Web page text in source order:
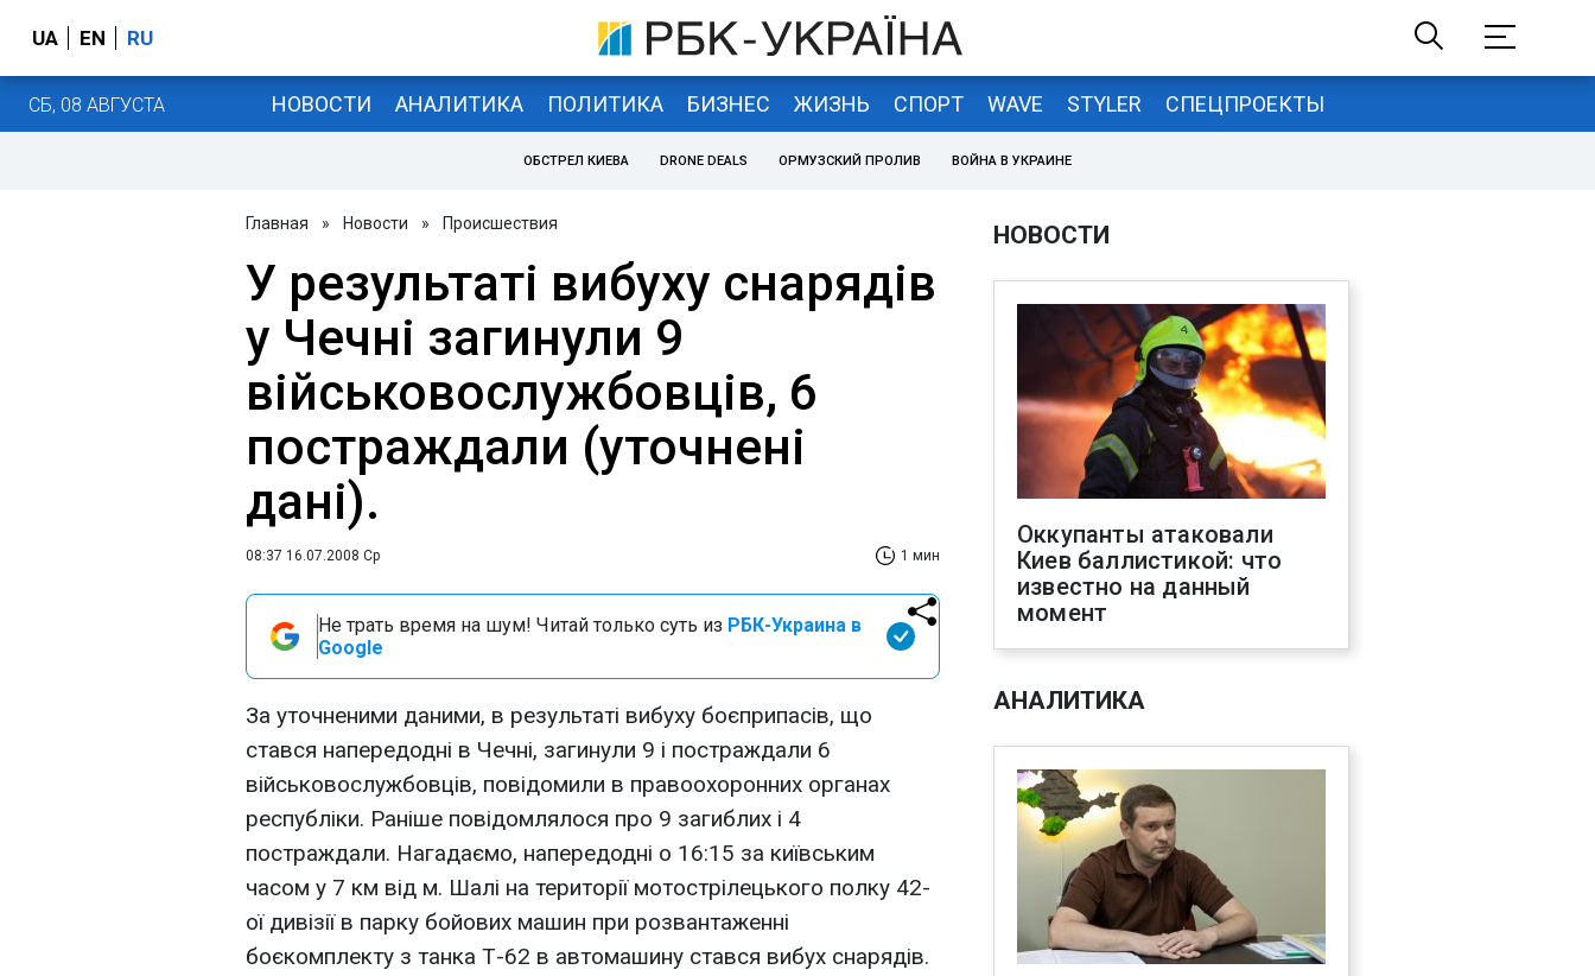
UA EN RU
СБ, 08 АВГУСТА НОВОСТИ АНАЛИТИКА ПОЛИТИКА БИЗНЕС ЖИЗНЬ СПОРТ WAVE STYLER СПЕЦПРОЕКТЫ
ОБСТРЕЛ КИЕВА DRONE DEALS ОРМУЗСКИЙ ПРОЛИВ ВОЙНА В УКРАИНЕ
Главная » Новости » Происшествия
У результаті вибуху снарядів
у Чечні загинули 9
військовослужбовців, 6
постраждали (уточнені
дані).
08:37 16.07.2008 Ср 1 мин
Не трать время на шум! Читай только суть из РБК-Украина в
Google
За уточненими даними, в результаті вибуху боєприпасів, що
стався напередодні в Чечні, загинули 9 і постраждали 6
військовослужбовців, повідомили в правоохоронних органах
республіки. Раніше повідомлялося про 9 загиблих і 4
постраждали. Нагадаємо, напередодні о 16:15 за київським
часом у 7 км від м. Шалі на території мотострілецького полку 42-
ої дивізії в парку бойових машин при розвантаженні
боєкомплекту з танка Т-62 в автомашину стався вибух снарядів.
НОВОСТИ
Оккупанты атаковали
Киев баллистикой: что
известно на данный
момент
АНАЛИТИКА